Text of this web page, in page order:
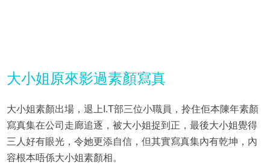
大小姐原來影過素顏寫真
大小姐素顏出場，退上I.T部三位小職員，拎住佢本陳年素顏
寫真集在公司走廊追逐，被大小姐捉到正，最後大小姐覺得
三人好有眼光，令她更添自信，但其實寫真集內有乾坤，內
容根本唔係大小姐素顏相。